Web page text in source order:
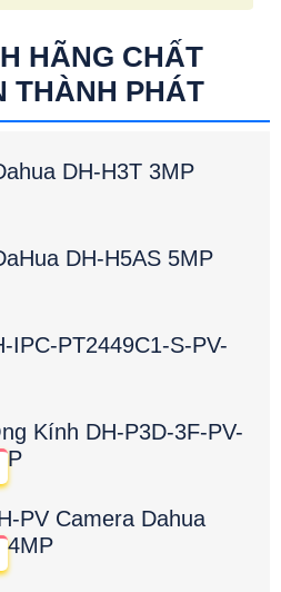
HÃNG CHẤT
THÀNH PHÁT
DH-H3T 3MP
DH-H5AS 5MP
IPC-PT2449C1-S-PV-
Kính DH-P3D-3F-PV-
P
PV Camera Dahua
4MP